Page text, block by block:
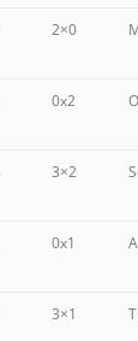
2×0
0x2
3×2
0x1
3×1